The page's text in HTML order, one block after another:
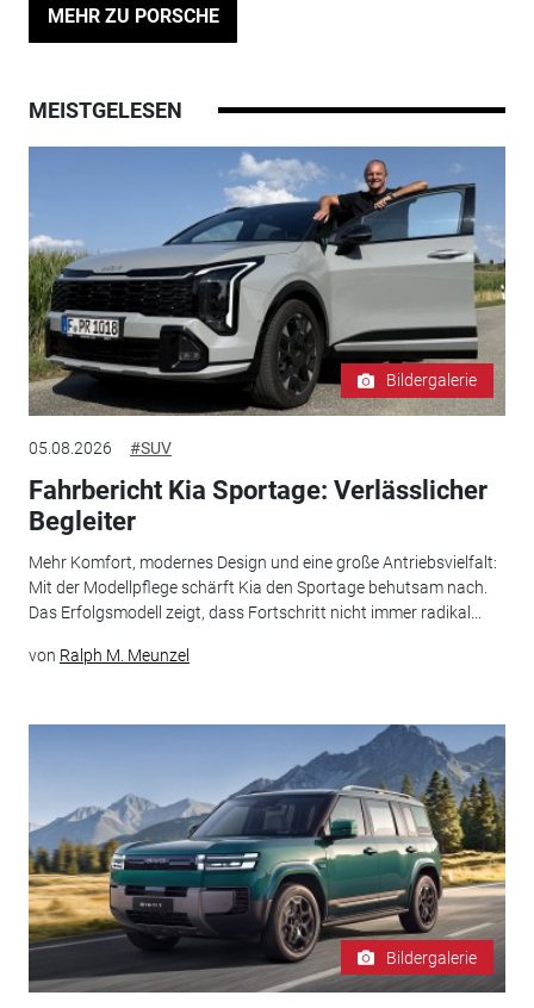
MEHR ZU PORSCHE
MEISTGELESEN
Bildergalerie
05.08.2026 #SUV
Fahrbericht Kia Sportage: Verlässlicher
Begleiter
Mehr Komfort, modernes Design und eine große Antriebsvielfalt:
Mit der Modellpflege schärft Kia den Sportage behutsam nach.
Das Erfolgsmodell zeigt, dass Fortschritt nicht immer radikal...
von Ralph M. Meunzel
Bildergalerie